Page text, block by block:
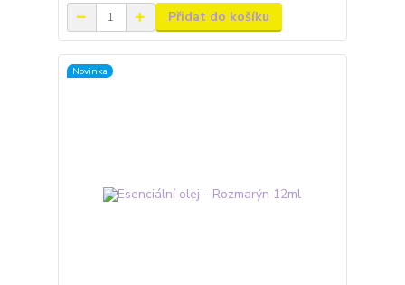
Přidat do košíku
Novinka